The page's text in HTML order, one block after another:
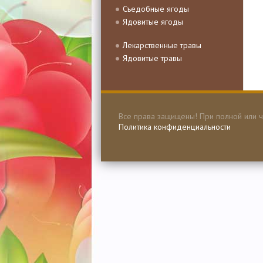
Съедобные ягоды
Ядовитые ягоды
Лекарственные травы
Ядовитые травы
Все права защищены! При полной или
Политика конфиденциальности